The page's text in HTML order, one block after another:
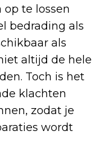
te lossen
bedrading als
als
altijd de hele
Toch is het
klachten
zodat je
wordt